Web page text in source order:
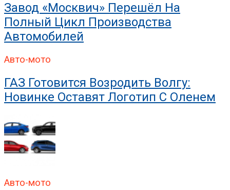
Завод «Москвич» Перешёл На
Полный Цикл Производства
Автомобилей
Авто-мото
ГАЗ Готовится Возродить Волгу:
Новинке Оставят Логотип С Оленем
Авто-мото